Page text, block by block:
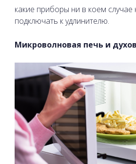
какие приборы ни в коем случае
подключать к удлинителю.
Микроволновая печь и